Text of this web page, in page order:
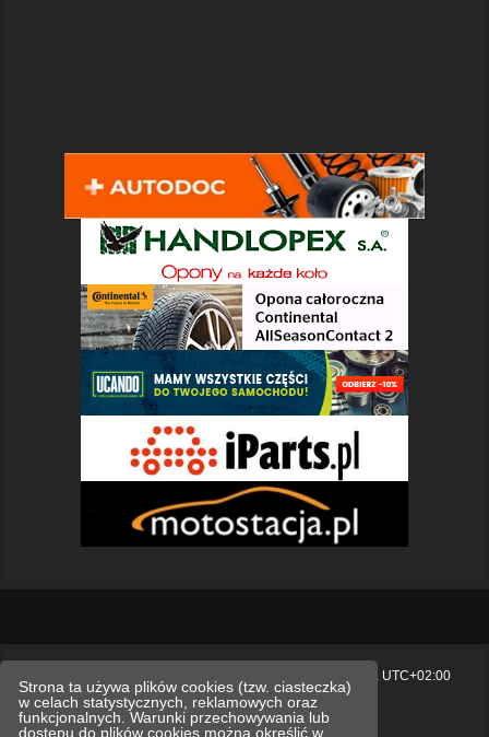
Strona ta używa plików cookies (tzw. ciasteczka)
w celach statystycznych, reklamowych oraz
funkcjonalnych. Warunki przechowywania lub
dostępu do plików cookies można określić w
UTC+02:00
Polityka prywatności.